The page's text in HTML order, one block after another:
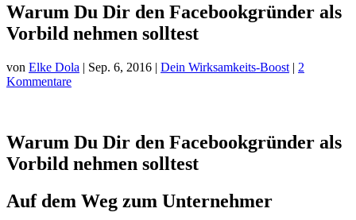
Warum Du Dir den Facebookgründer als
Vorbild nehmen solltest
von Elke Dola | Sep. 6, 2016 | Dein Wirksamkeits-Boost | 2
Kommentare
Warum Du Dir den Facebookgründer als
Vorbild nehmen solltest
Auf dem Weg zum Unternehmer